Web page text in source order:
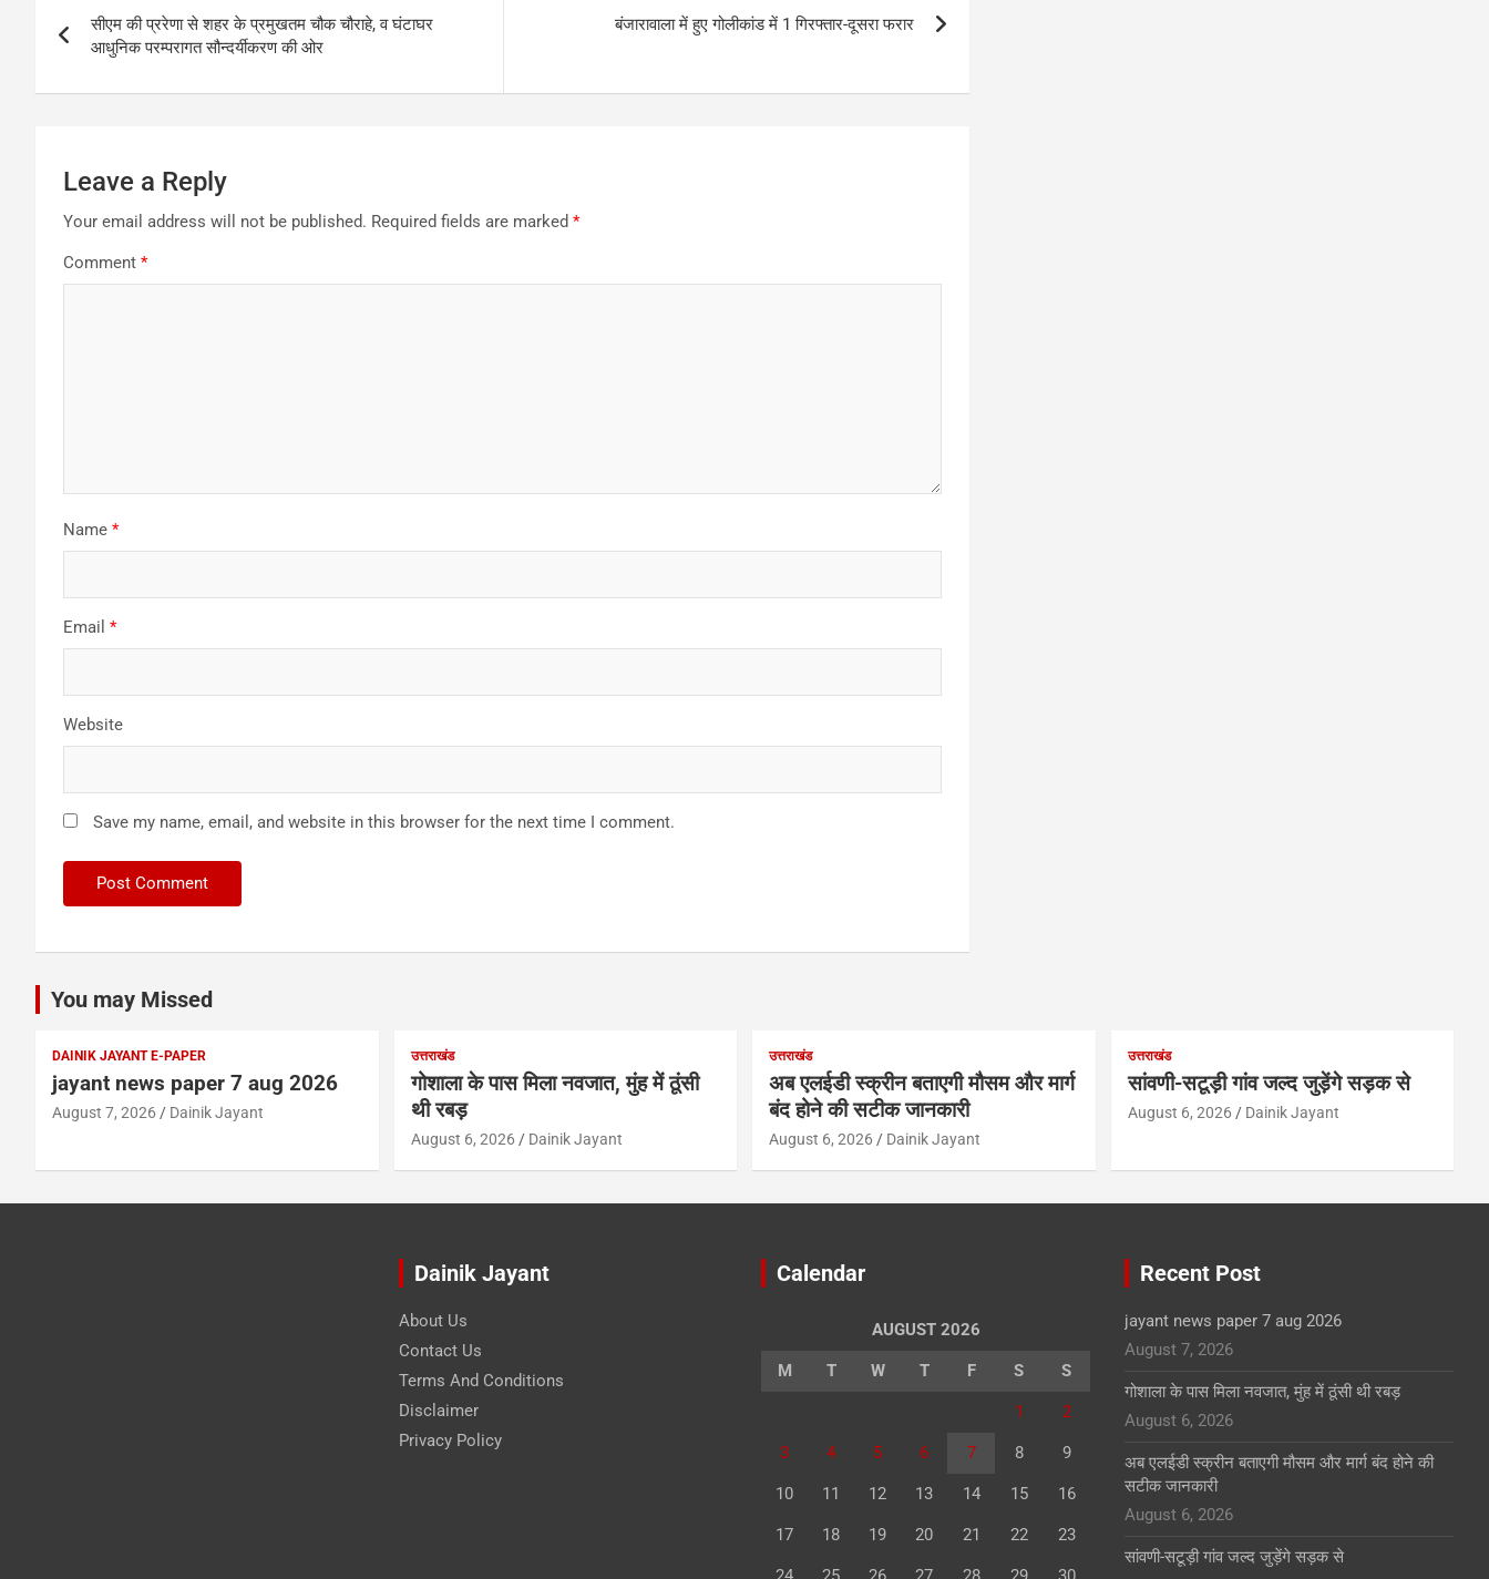
navigation
सीएम की प्ररेणा से शहर के प्रमुखतम चौक चौराहे, व घंटाघर
आधुनिक परम्परागत सौन्दर्यीकरण की ओर
बंजारावाला में हुए गोलीकांड में 1 गिरफ्तार-दूसरा फरार
Leave a Reply
Your email address will not be published. Required fields are marked *
Comment *
Name *
Email *
Website
Save my name, email, and website in this browser for the next time I comment.
You may Missed
DAINIK JAYANT E-PAPER
jayant news paper 7 aug 2026
August 7, 2026 Dainik Jayant
उत्तराखंड
गोशाला के पास मिला नवजात, मुंह में ठूंसी
थी रबड़
August 6, 2026 Dainik Jayant
उत्तराखंड
अब एलईडी स्क्रीन बताएगी मौसम और मार्ग
बंद होने की सटीक जानकारी
August 6, 2026 Dainik Jayant
उत्तराखंड
सांवणी-सटूड़ी गांव जल्द जुड़ेंगे सड़क से
August 6, 2026 Dainik Jayant
Dainik Jayant
About Us
Contact Us
Terms And Conditions
Disclaimer
Privacy Policy
Calendar
AUGUST 2026
M T W T F S S
1 2
3 4 5 6 7 8 9
10 11 12 13 14 15 16
17 18 19 20 21 22 23
Recent Post
jayant news paper 7 aug 2026
August 7, 2026
गोशाला के पास मिला नवजात, मुंह में ठूंसी थी रबड़
August 6, 2026
अब एलईडी स्क्रीन बताएगी मौसम और मार्ग बंद होने की
सटीक जानकारी
August 6, 2026
सांवणी-सटूड़ी गांव जल्द जुड़ेंगे सड़क से